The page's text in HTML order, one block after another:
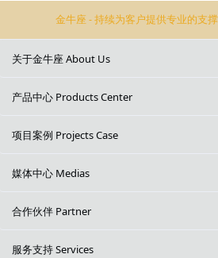
金牛座 - 持续为客户提供专业的支
关于金牛座 About Us
产品中心 Products Center
项目案例 Projects Case
媒体中心 Medias
合作伙伴 Partner
服务支持 Services